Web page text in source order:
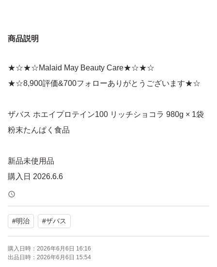
商品説明
★☆★☆Malaid May Beauty Care★☆★☆
★☆8,900評価&700フォローありがとうございます★☆
ザバス ホエイプロテイン100 リッチショコラ 980g × 1袋
粉末たんぱく食品
新品未使用品
購入日 2026.6.6
賞味期限2028.4
使用期限は最新です。
お値下げの依頼をいただきますが、お受けできません。ベ
ストプライスで提供しております。
#明治 #ザバス
購入日時： 2026年6月6日 16:16
出品日時： 2026年6月6日 15:54